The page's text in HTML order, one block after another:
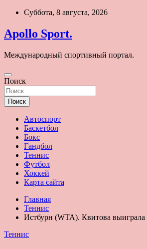
Перейти
содержимому
Суббота, 8 августа, 2026
Apollo Sport.
Международный спортивный портал.
Поиск
Поиск
Автоспорт
Баскетбол
Бокс
Гандбол
Теннис
Футбол
Хоккей
Карта сайта
Главная
Теннис
Истбурн (WTA). Квитова выиграла
Теннис